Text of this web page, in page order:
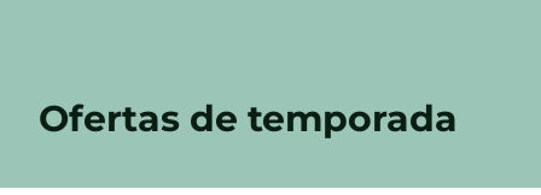
Ofertas de temporada